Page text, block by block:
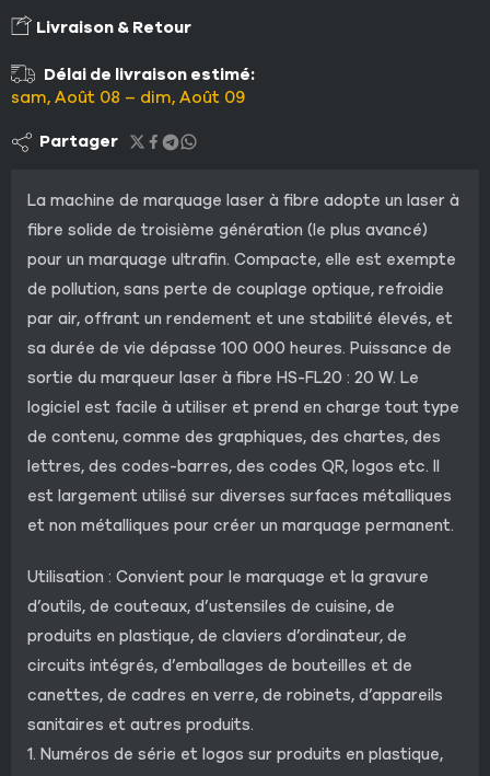
Livraison & Retour
Délai de livraison estimé:
sam, Août 08 – dim, Août 09
Partager
La machine de marquage laser à fibre adopte un laser à
fibre solide de troisième génération (le plus avancé)
pour un marquage ultrafin. Compacte, elle est exempte
de pollution, sans perte de couplage optique, refroidie
par air, offrant un rendement et une stabilité élevés, et
sa durée de vie dépasse 100 000 heures. Puissance de
sortie du marqueur laser à fibre HS-FL20 : 20 W. Le
logiciel est facile à utiliser et prend en charge tout type
de contenu, comme des graphiques, des chartes, des
lettres, des codes-barres, des codes QR, logos etc. Il
est largement utilisé sur diverses surfaces métalliques
et non métalliques pour créer un marquage permanent.
Utilisation : Convient pour le marquage et la gravure
d’outils, de couteaux, d’ustensiles de cuisine, de
produits en plastique, de claviers d’ordinateur, de
circuits intégrés, d’emballages de bouteilles et de
canettes, de cadres en verre, de robinets, d’appareils
sanitaires et autres produits.
1. Numéros de série et logos sur produits en plastique,